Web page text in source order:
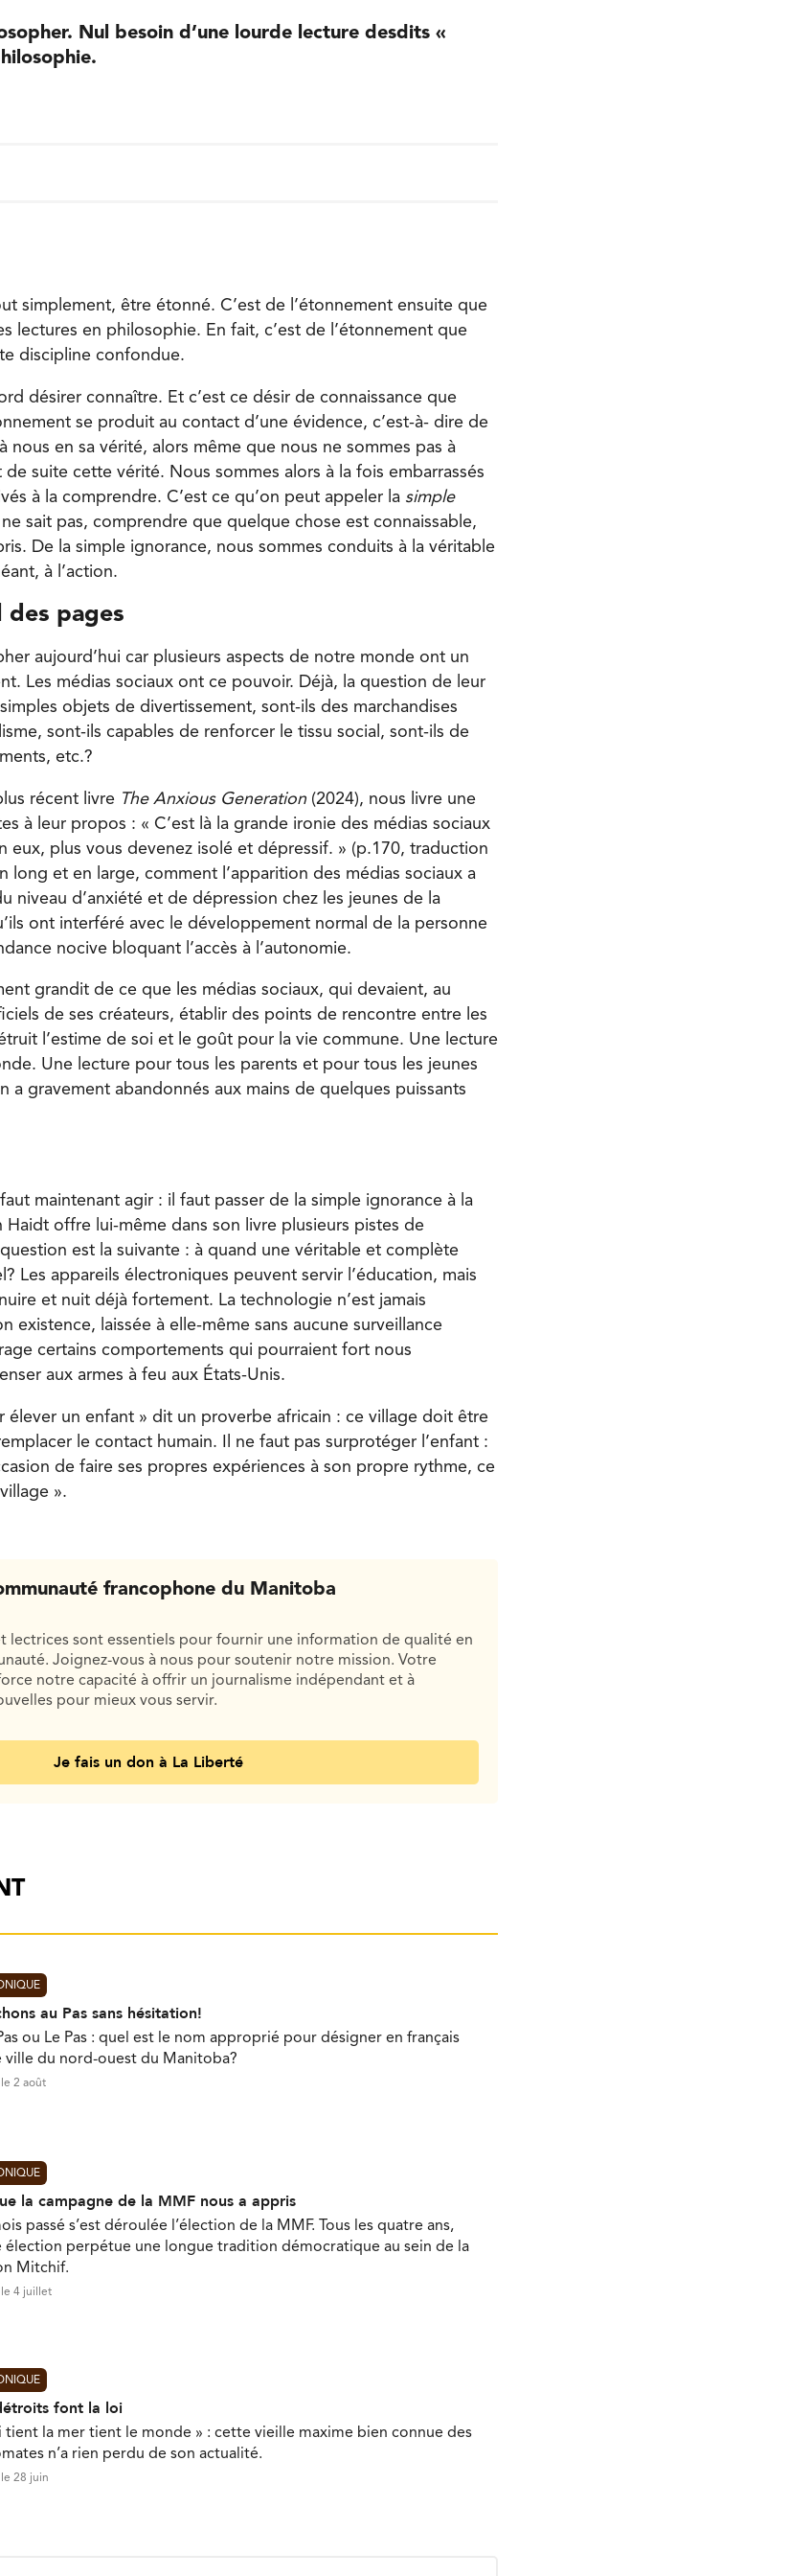
Nul besoin d’une lourde lecture desdits «
simplement, être étonné. C’est de l’étonnement ensuite que
lectures en philosophie. En fait, c’est de l’étonnement que
discipline confondue.
désirer connaître. Et c’est ce désir de connaissance que
se produit au contact d’une évidence, c’est-à- dire de
nous en sa vérité, alors même que nous ne sommes pas à
suite cette vérité. Nous sommes alors à la fois embarrassés
à la comprendre. C’est ce qu’on peut appeler la simple
ne sait pas, comprendre que quelque chose est connaissable,
De la simple ignorance, nous sommes conduits à la véritable
à l’action.
des pages
aujourd’hui car plusieurs aspects de notre monde ont un
Les médias sociaux ont ce pouvoir. Déjà, la question de leur
objets de divertissement, sont-ils des marchandises
sont-ils capables de renforcer le tissu social, sont-ils de
etc.?
récent livre The Anxious Generation (2024), nous livre une
à leur propos : « C’est là la grande ironie des médias sociaux
eux, plus vous devenez isolé et dépressif. » (p.170, traduction
long et en large, comment l’apparition des médias sociaux a
niveau d’anxiété et de dépression chez les jeunes de la
ont interféré avec le développement normal de la personne
nocive bloquant l’accès à l’autonomie.
grandit de ce que les médias sociaux, qui devaient, au
de ses créateurs, établir des points de rencontre entre les
l’estime de soi et le goût pour la vie commune. Une lecture
Une lecture pour tous les parents et pour tous les jeunes
a gravement abandonnés aux mains de quelques puissants
maintenant agir : il faut passer de la simple ignorance à la
offre lui-même dans son livre plusieurs pistes de
est la suivante : à quand une véritable et complète
Les appareils électroniques peuvent servir l’éducation, mais
et nuit déjà fortement. La technologie n’est jamais
existence, laissée à elle-même sans aucune surveillance
certains comportements qui pourraient fort nous
aux armes à feu aux États-Unis.
élever un enfant » dit un proverbe africain : ce village doit être
le contact humain. Il ne faut pas surprotéger l’enfant :
de faire ses propres expériences à son propre rythme, ce
».
francophone du Manitoba
lectrices sont essentiels pour fournir une information de qualité en
Joignez-vous à nous pour soutenir notre mission. Votre
notre capacité à offrir un journalisme indépendant et à
pour mieux vous servir.
Je fais un don à La Liberté
au Pas sans hésitation!
Pas ou Le Pas : quel est le nom approprié pour désigner en français
ville du nord-ouest du Manitoba?
le 2 août
la campagne de la MMF nous a appris
passé s’est déroulée l’élection de la MMF. Tous les quatre ans,
élection perpétue une longue tradition démocratique au sein de la
Mitchif.
le 4 juillet
font la loi
tient la mer tient le monde » : cette vieille maxime bien connue des
n’a rien perdu de son actualité.
le 28 juin